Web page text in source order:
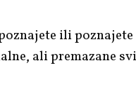
ili
ali premazane